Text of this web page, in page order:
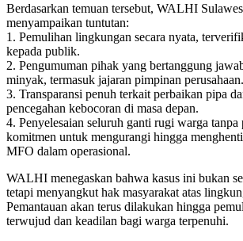
Berdasarkan temuan tersebut, WALHI
menyampaikan tuntutan:
1.⁠ ⁠Pemulihan lingkungan secara nyata,
kepada publik.
2.⁠ ⁠Pengumuman pihak yang bertanggung
minyak, termasuk jajaran pimpinan perusahaan.
3.⁠ ⁠Transparansi penuh terkait perbaikan pipa
pencegahan kebocoran di masa depan.
4.⁠ ⁠Penyelesaian seluruh ganti rugi warga tanpa
komitmen untuk mengurangi hingga
MFO dalam operasional.
WALHI menegaskan bahwa kasus ini bukan
tetapi menyangkut hak masyarakat atas
Pemantauan akan terus dilakukan hingga
terwujud dan keadilan bagi warga terpenuhi.